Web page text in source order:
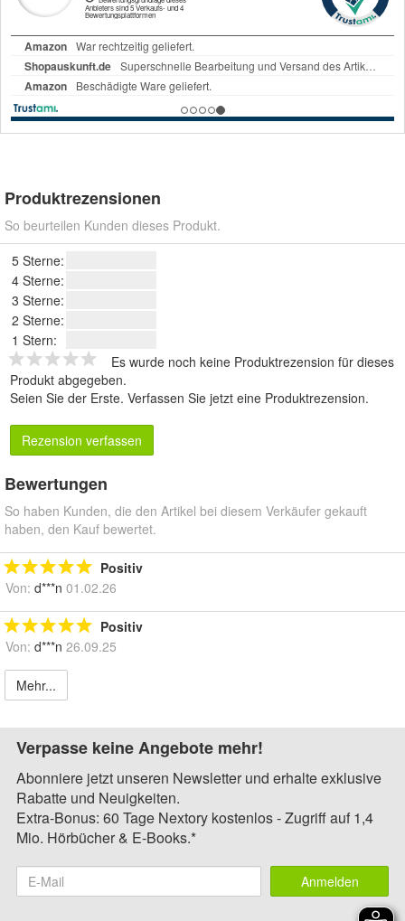
Produktrezensionen
So beurteilen Kunden dieses Produkt.
5 Sterne:
4 Sterne:
3 Sterne:
2 Sterne:
1 Stern:
Es wurde noch keine Produktrezension für dieses
Produkt abgegeben.
Seien Sie der Erste. Verfassen Sie jetzt eine Produktrezension.
Rezension verfassen
Bewertungen
So haben Kunden, die den Artikel bei diesem Verkäufer gekauft
haben, den Kauf bewertet.
Positiv
Von: d***n 01.02.26
Positiv
Von: d***n 26.09.25
Mehr...
Verpasse keine Angebote mehr!
Abonniere jetzt unseren Newsletter und erhalte exklusive
Rabatte und Neuigkeiten.
Extra-Bonus: 60 Tage Nextory kostenlos - Zugriff auf 1,4
Mio. Hörbücher & E-Books.*
Anmelden